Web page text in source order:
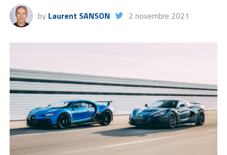
by Laurent SANSON 2 novembre 2021